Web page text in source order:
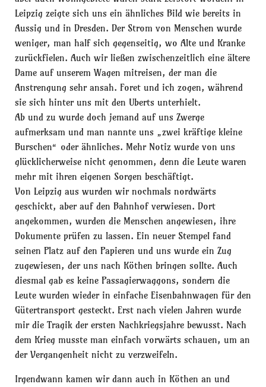
Leipzig zeigte sich uns ein ähnliches Bild wie bereits in
Aussig und in Dresden. Der Strom von Menschen wurde
weniger, man half sich gegenseitig, wo Alte und Kranke
zurückfielen. Auch wir ließen zwischenzeitlich eine ältere
Dame auf unserem Wagen mitreisen, der man die
Anstrengung sehr ansah. Foret und ich zogen, während
sie sich hinter uns mit den Uberts unterhielt.
Ab und zu wurde doch jemand auf uns Zwerge
aufmerksam und man nannte uns „zwei kräftige kleine
Burschen“ oder ähnliches. Mehr Notiz wurde von uns
glücklicherweise nicht genommen, denn die Leute waren
mehr mit ihren eigenen Sorgen beschäftigt.
Von Leipzig aus wurden wir nochmals nordwärts
geschickt, aber auf den Bahnhof verwiesen. Dort
angekommen, wurden die Menschen angewiesen, ihre
Dokumente prüfen zu lassen. Ein neuer Stempel fand
seinen Platz auf den Papieren und uns wurde ein Zug
zugewiesen, der uns nach Köthen bringen sollte. Auch
diesmal gab es keine Passagierwaggons, sondern die
Leute wurden wieder in einfache Eisenbahnwagen für den
Gütertransport gesteckt. Erst nach vielen Jahren wurde
mir die Tragik der ersten Nachkriegsjahre bewusst. Nach
dem Krieg musste man einfach vorwärts schauen, um an
der Vergangenheit nicht zu verzweifeln.
Irgendwann kamen wir dann auch in Köthen an und